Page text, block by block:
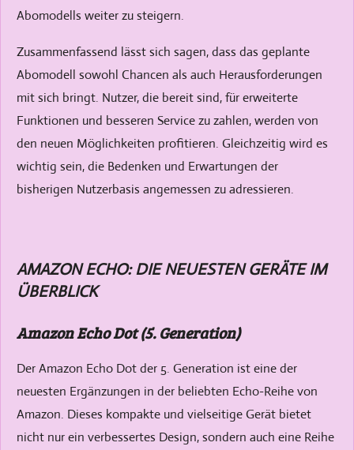
Abomodells weiter zu steigern.
Zusammenfassend lässt sich sagen, dass das geplante
Abomodell sowohl Chancen als auch Herausforderungen
mit sich bringt. Nutzer, die bereit sind, für erweiterte
Funktionen und besseren Service zu zahlen, werden von
den neuen Möglichkeiten profitieren. Gleichzeitig wird es
wichtig sein, die Bedenken und Erwartungen der
bisherigen Nutzerbasis angemessen zu adressieren.
AMAZON ECHO: DIE NEUESTEN GERÄTE IM
ÜBERBLICK
Amazon Echo Dot (5. Generation)
Der Amazon Echo Dot der 5. Generation ist eine der
neuesten Ergänzungen in der beliebten Echo-Reihe von
Amazon. Dieses kompakte und vielseitige Gerät bietet
nicht nur ein verbessertes Design, sondern auch eine Reihe